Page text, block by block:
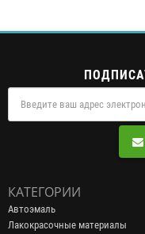
КАТЕГОРИИ
Автоэмаль
Лакокрасочные материалы